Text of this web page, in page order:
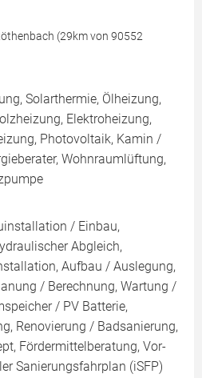
(29km von 90552
Solarthermie, Ölheizung,
Elektroheizung,
Photovoltaik, Kamin /
Wohnraumlüftung,
/ Einbau,
Abgleich,
Aufbau / Auslegung,
/ Berechnung, Wartung /
/ PV Batterie,
Renovierung / Badsanierung,
Fördermittelberatung, Vor-
Sanierungsfahrplan (iSFP)